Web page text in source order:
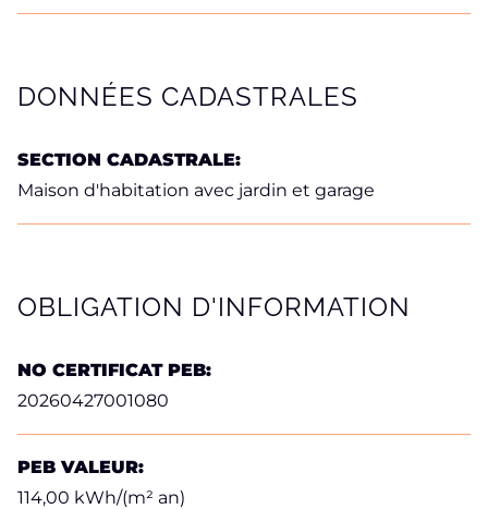
DONNÉES CADASTRALES
SECTION CADASTRALE:
Maison d'habitation avec jardin et garage
OBLIGATION D'INFORMATION
NO CERTIFICAT PEB:
20260427001080
PEB VALEUR:
114,00 kWh/(m² an)